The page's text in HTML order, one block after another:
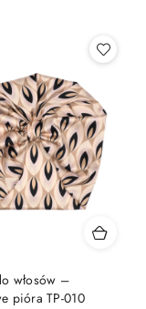
włosów –
pióra TP-010